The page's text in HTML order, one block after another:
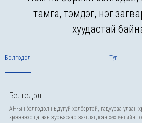
тамга, тэмдэг, нэг
хуудастай
Бэлгэдэл Туг
Бэлгэдэл
АН-ын бэлгэдэл нь дугуй хэлбэртэй, гадуураа улаан
хүрээнээс цагаан зурвасаар зааглагдсан хөх өнгийн